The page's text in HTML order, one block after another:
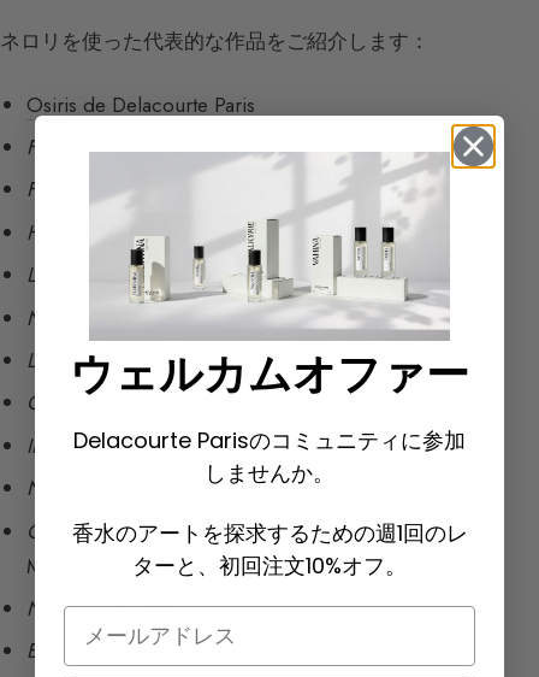
ネロリを使った代表的な作品をご紹介します：
Osiris de Delacourte Paris
Fleurs de citronnierde Serge Lutens
Fleur d’oranger
Histoire d’Oranger
de L’Artisan Parfumeur
La Chasse aux Papillons de L’Artisan Parfumeur
Néroli
de Goutal
L’Eau d’Hadrien
de Goutal
Cologne
de Thierry Mugler
Infusion de Fleur d’Orangerde Prada
Neroli Portofino
de Tom Ford
Cologne Bigarade des Editions de Parfums Frédéric
Malle
Néroli 3Le Labo
Eau d’Orange Verted’Hermès
ウェルカムオファー
Delacourte Parisのコミュニティに参加
しませんか。
香水のアートを探求するための週1回のレ
ターと、初回注文10%オフ。
Email